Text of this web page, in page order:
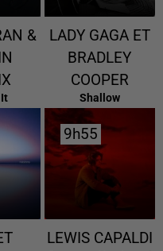
&
LADY GAGA ET
BRADLEY
COOPER
Shallow
9h55
9h55
LEWIS CAPALDI